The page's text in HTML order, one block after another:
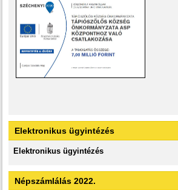
Elektronikus ügyintézés
Elektronikus ügyintézés
Népszámlálás 2022.